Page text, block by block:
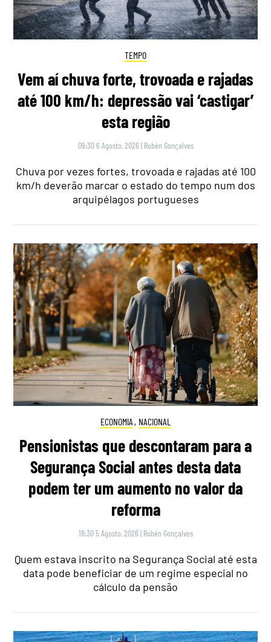
TEMPO
Vem aí chuva forte, trovoada e rajadas
até 100 km/h: depressão vai ‘castigar’
esta região
09:30 6 Agosto, 2026 | Rubén Gonçalves
Chuva por vezes fortes, trovoada e rajadas até 100
km/h deverão marcar o estado do tempo num dos
arquipélagos portugueses
ECONOMIA , NACIONAL
Pensionistas que descontaram para a
Segurança Social antes desta data
podem ter um aumento no valor da
reforma
18:30 5 Agosto, 2026 | Rubén Gonçalves
Quem estava inscrito na Segurança Social até esta
data pode beneficiar de um regime especial no
cálculo da pensão